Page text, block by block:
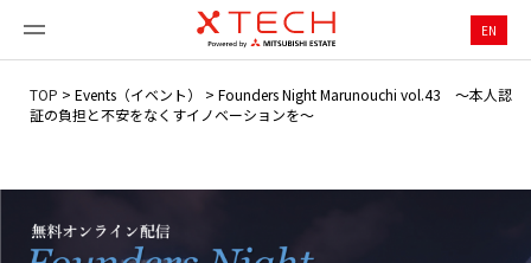
EN
TOP > Events（イベント） > Founders Night Marunouchi vol.43 ～本人認
証の負担と不安をなくすイノベーションを～